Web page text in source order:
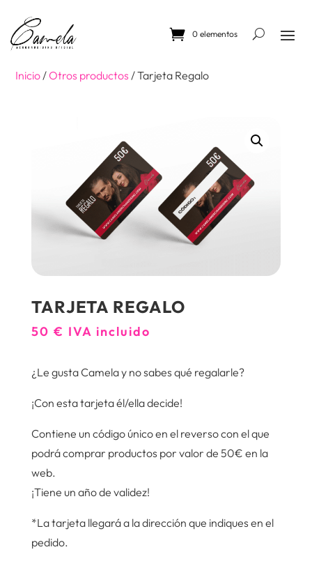
content
0 elementos
Inicio/Otros productos / Tarjeta Regalo
TARJETA REGALO
50 € IVA incluido
¿Le gusta Camela y no sabes qué regalarle?
¡Con esta tarjeta él/ella decide!
Contiene un código único en el reverso con el que
podrá comprar productos por valor de 50€ en la
web.
¡Tiene un año de validez!
*La tarjeta llegará a la dirección que indiques en el
pedido.